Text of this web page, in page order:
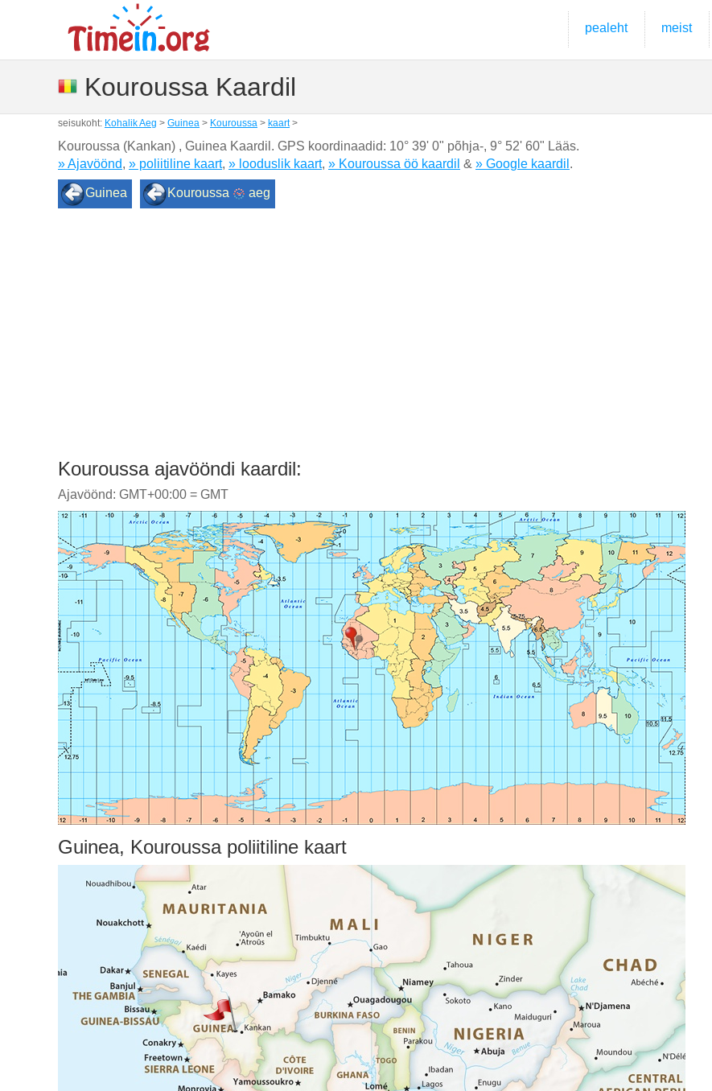
pealeht meist
Kouroussa Kaardil
seisukoht: Kohalik Aeg > Guinea > Kouroussa > kaart>
Kouroussa (Kankan) , Guinea Kaardil. GPS koordinaadid: 10° 39' 0" põhja-, 9° 52' 60" Lääs.
» Ajavöönd, » poliitiline kaart, » looduslik kaart, » Kouroussa öö kaardil & » Google kaardil .
Guinea Kouroussa aeg
Kouroussa ajavööndi kaardil:
Ajavöönd: GMT+00:00 = GMT
Guinea, Kouroussa poliitiline kaart